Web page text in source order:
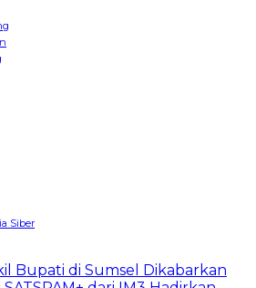
Siber
Bupati di Sumsel Dikabarkan